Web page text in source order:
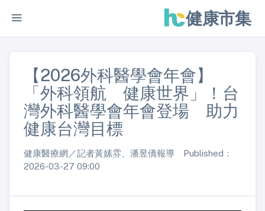
健康市集
【2026外科醫學會年會】
「外科領航 健康世界」！台
灣外科醫學會年會登場 助力
健康台灣目標
健康醫療網／記者黃嫊雰、潘昱僑報導 Published：
2026-03-27 09:00